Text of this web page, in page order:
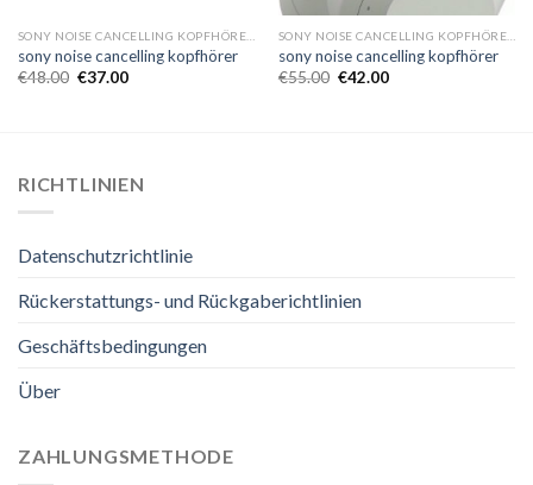
sony noise cancelling kopfhörer
€48.00 €37.00
sony noise cancelling kopfhörer
€55.00 €42.00
RICHTLINIEN
Datenschutzrichtlinie
Rückerstattungs- und Rückgaberichtlinien
Geschäftsbedingungen
Über
ZAHLUNGSMETHODE